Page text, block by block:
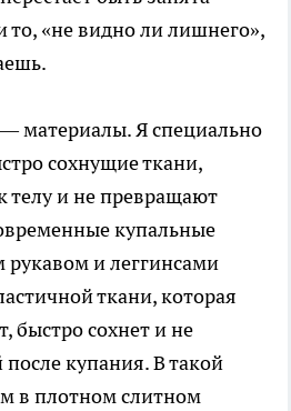
«не видно ли лишнего»,
материалы. Я специально
сохнущие ткани,
телу и не превращают
купальные
и леггинсами
ткани, которая
быстро сохнет и не
купания. В такой
в плотном слитном